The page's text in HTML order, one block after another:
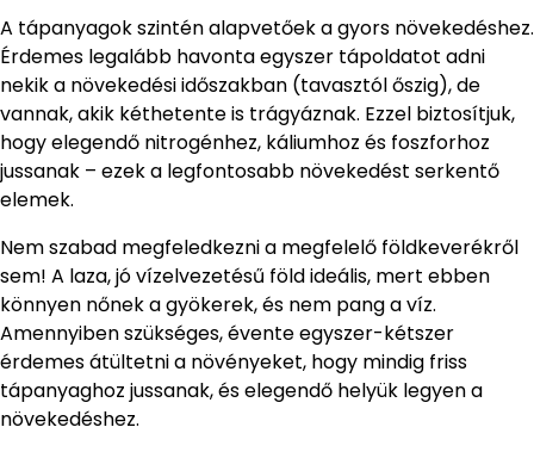
A tápanyagok szintén alapvetőek a gyors növekedéshez.
Érdemes legalább havonta egyszer tápoldatot adni
nekik a növekedési időszakban (tavasztól őszig), de
vannak, akik kéthetente is trágyáznak. Ezzel biztosítjuk,
hogy elegendő nitrogénhez, káliumhoz és foszforhoz
jussanak – ezek a legfontosabb növekedést serkentő
elemek.
Nem szabad megfeledkezni a megfelelő földkeverékről
sem! A laza, jó vízelvezetésű föld ideális, mert ebben
könnyen nőnek a gyökerek, és nem pang a víz.
Amennyiben szükséges, évente egyszer-kétszer
érdemes átültetni a növényeket, hogy mindig friss
tápanyaghoz jussanak, és elegendő helyük legyen a
növekedéshez.